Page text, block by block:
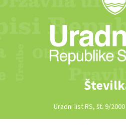
Uradni list RS, št. 9/